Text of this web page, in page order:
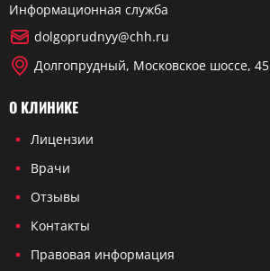
Информационная служба
dolgoprudnyy@chh.ru
Долгопрудный, Московское шоссе, 45
О КЛИНИКЕ
Лицензии
Врачи
Отзывы
Контакты
Правовая информация